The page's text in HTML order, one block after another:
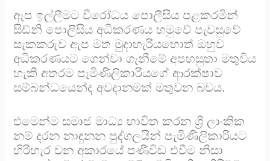
ඇප ඉල්ලීමට විරෝධය පොලීසිය පළකරමින්
සිඩ්නි පොලීසිය අධිකරණය හමුවේ පැවසුවේ
සැකකරුව ඇප මත මුදාහැරියහොත් ඔහුව
අධිකරණයට ගෙන්වා ගැනීමේ අපහසුතා මතුවිය
හැකි අතරම පැමිණිලිකාරියගේ ආරක්ෂාව
සම්බන්ධයෙන්ද අවදානමක් මතුවන බවය.
එමෙන්ම සමාජ මාධ්‍ය භාවිත කරන ශ්‍රී ලාංකික
නම් දරන නාඳුනන පුද්ගලයින් පැමිණිලිකාරියට
හිරිහැර වන අකාරයේ පණිවිඩ එවීම නිසා